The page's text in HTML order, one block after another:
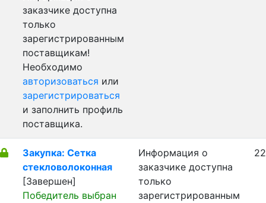
заказчике доступна
только
зарегистрированным
поставщикам!
Необходимо
авторизоваться или
зарегистрироваться
и заполнить профиль
поставщика.
Закупка: Сетка
стекловолоконная
[Завершен]
Победитель выбран
Информация о
заказчике доступна
только
зарегистрированным